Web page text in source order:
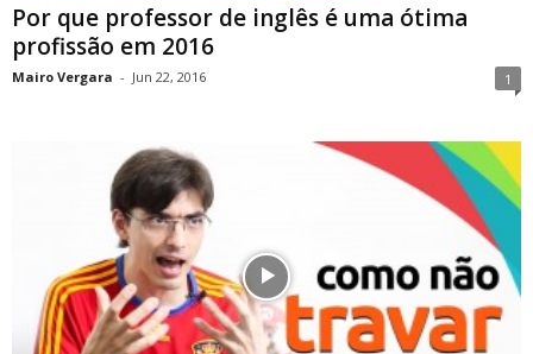
Por que professor de inglês é uma ótima
profissão em 2016
Mairo Vergara - Jun 22, 2016 1